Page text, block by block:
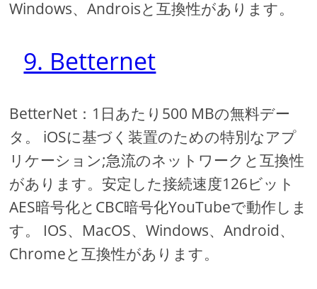
Windows、Androisと互換性があります。
9. Betternet
BetterNet：1日あたり500 MBの無料デー
タ。 iOSに基づく装置のための特別なアプ
リケーション;急流のネットワークと互換性
があります。安定した接続速度126ビット
AES暗号化とCBC暗号化YouTubeで動作しま
す。 IOS、MacOS、Windows、Android、
Chromeと互換性があります。